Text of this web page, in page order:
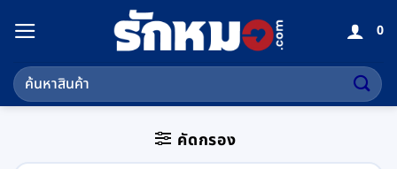
เนื้อหา
0
ค้นหา:
คัดกรอง